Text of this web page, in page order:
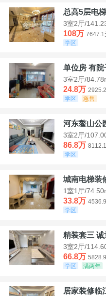
总高5层电
3室2厅/
108万 7647.1
学区
单位房 有院
3室2厅/
24.8万
学区
急售
河东鳌山公
3室2厅/
86.8万
学区
城南电梯装
1室1厅/
33.8万
学区
精装套三 诚
3室2厅/
66.8万
学区
满两年
居家装修临